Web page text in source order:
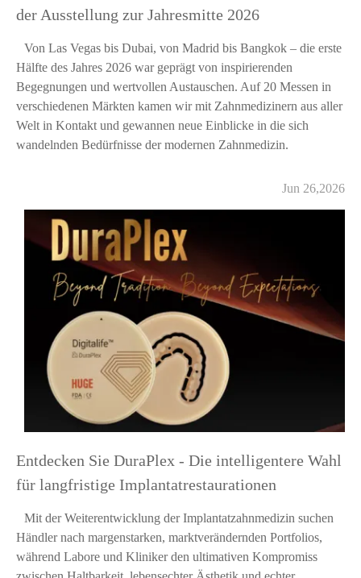
der Ausstellung zur Jahresmitte 2026
Von Las Vegas bis Dubai, von Madrid bis Bangkok – die erste
Hälfte des Jahres 2026 war geprägt von inspirierenden
Begegnungen und wertvollen Austauschen. Auf 20 Messen in
verschiedenen Märkten kamen wir mit Zahnmedizinern aus aller
Welt in Kontakt und gewannen neue Einblicke in die sich
wandelnden Bedürfnisse der modernen Zahnmedizin.
Jun 26,2026
Entdecken Sie DuraPlex - Die intelligentere Wahl
für langfristige Implantatrestaurationen
Mit der Weiterentwicklung der Implantatzahnmedizin suchen
Händler nach margenstarken, marktverändernden Portfolios,
während Labore und Kliniker den ultimativen Kompromiss